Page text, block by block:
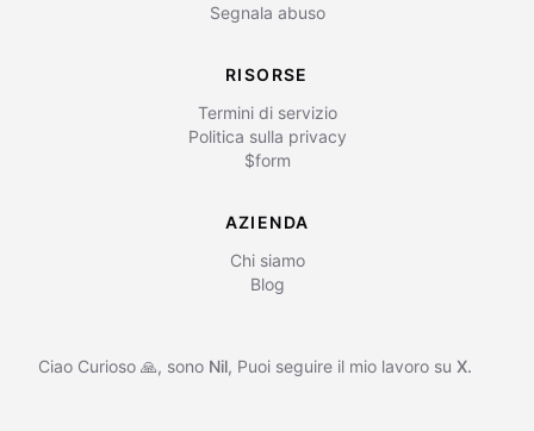
Segnala abuso
RISORSE
Termini di servizio
Politica sulla privacy
$form
AZIENDA
Chi siamo
Blog
Ciao Curioso 🙏, sono Nil, Puoi seguire il mio lavoro su X.